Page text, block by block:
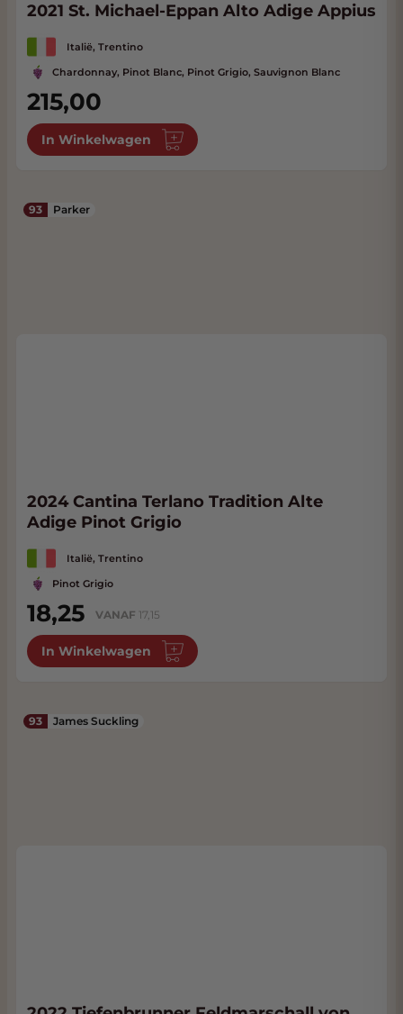
2021 St. Michael-Eppan Alto Adige Appius
Italië, Trentino
Chardonnay, Pinot Blanc, Pinot Grigio, Sauvignon Blanc
215,00
In Winkelwagen
93 Parker
2024 Cantina Terlano Tradition Alte
Adige Pinot Grigio
Italië, Trentino
Pinot Grigio
18,25 VANAF 17,15
In Winkelwagen
93 James Suckling